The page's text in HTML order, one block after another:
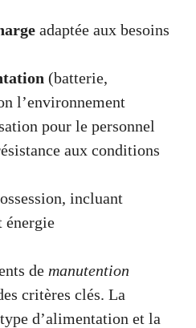
adaptée aux besoins
(batterie,
l’environnement
pour le personnel
aux conditions
incluant
énergie
de manutention
critères clés. La
d’alimentation et la